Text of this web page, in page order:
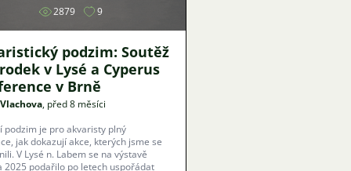
2879 9
podzim: Soutěž
v Lysé a Cyperus
v Brně
, před 8 měsíci
podzim je pro akvaristy plný
jak dokazují akce, kterých jsme se
na výstavě
2025 podařilo po letech uspořádat